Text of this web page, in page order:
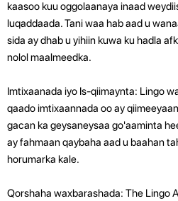
kaasoo kuu oggolaanaya inaad
luqaddaada. Tani waa hab aad u
sida ay dhab u yihiin kuwa ku hadla
nolol maalmeedka.
Imtixaanada iyo Is-qiimaynta: Lingo
qaado imtixaannada oo ay
gacan ka geysaneysaa go'aaminta
ay fahmaan qaybaha aad u baahan
horumarka kale.
Qorshaha waxbarashada: The Lingo